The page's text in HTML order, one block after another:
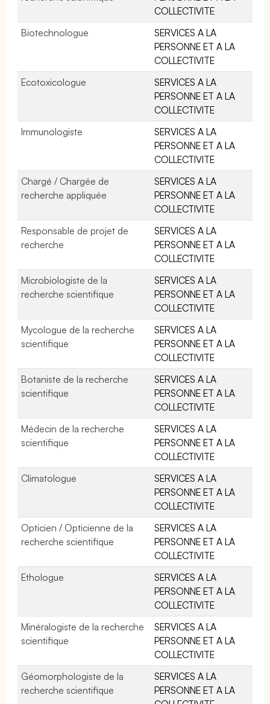
COLLECTIVITE
Biotechnologue
SERVICES A LA
PERSONNE ET A LA
COLLECTIVITE
Ecotoxicologue
SERVICES A LA
PERSONNE ET A LA
COLLECTIVITE
Immunologiste
SERVICES A LA
PERSONNE ET A LA
COLLECTIVITE
Chargé / Chargée de
recherche appliquée
SERVICES A LA
PERSONNE ET A LA
COLLECTIVITE
Responsable de projet de
recherche
SERVICES A LA
PERSONNE ET A LA
COLLECTIVITE
Microbiologiste de la
recherche scientifique
SERVICES A LA
PERSONNE ET A LA
COLLECTIVITE
Mycologue de la recherche
scientifique
SERVICES A LA
PERSONNE ET A LA
COLLECTIVITE
Botaniste de la recherche
scientifique
SERVICES A LA
PERSONNE ET A LA
COLLECTIVITE
Médecin de la recherche
scientifique
SERVICES A LA
PERSONNE ET A LA
COLLECTIVITE
Climatologue
SERVICES A LA
PERSONNE ET A LA
COLLECTIVITE
Opticien / Opticienne de la
recherche scientifique
SERVICES A LA
PERSONNE ET A LA
COLLECTIVITE
Ethologue
SERVICES A LA
PERSONNE ET A LA
COLLECTIVITE
Minéralogiste de la recherche
scientifique
SERVICES A LA
PERSONNE ET A LA
COLLECTIVITE
Géomorphologiste de la
recherche scientifique
SERVICES A LA
PERSONNE ET A LA